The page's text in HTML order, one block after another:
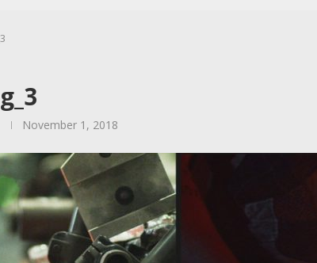
November 1, 2018